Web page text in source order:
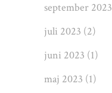
september 2023
juli 2023 (2)
juni 2023 (1)
maj 2023 (1)